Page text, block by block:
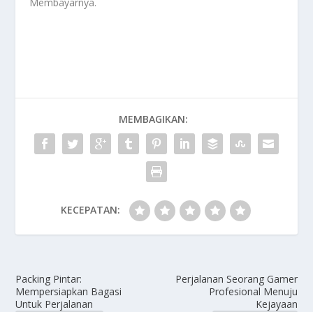
MEMBAGIKAN:
KECEPATAN:
Packing Pintar:
Mempersiapkan Bagasi
Untuk Perjalanan
Perjalanan Seorang Gamer
Profesional Menuju
Kejayaan